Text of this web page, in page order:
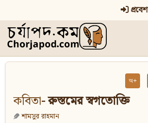
প্রবেশ
অ+
কবিতা- রুস্তমের স্বগতোক্তি
শামসুর রাহমান